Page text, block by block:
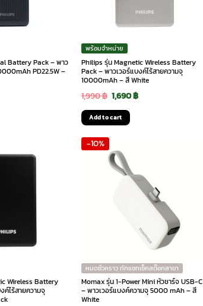
Battery Pack – พาว
PD22.5W –
พร้อมจำหน่าย
Philips รุ่น Magnetic Wireless Battery
Pack – พาวเวอร์แบงค์ไร้สายความจุ
10000mAh – สี White
1,990฿ Original
price
was:
1,690฿Current
Add to cart
Wireless Battery
ค์ไร้สายความจุ
-10%
หมดชั่วคราว ทักแชทเช็คสต๊อกสาขา
Momax รุ่น 1-Power Mini หัวชาร์จ USB-C
– พาวเวอร์แบงค์ความจุ 5000 mAh – สี
White